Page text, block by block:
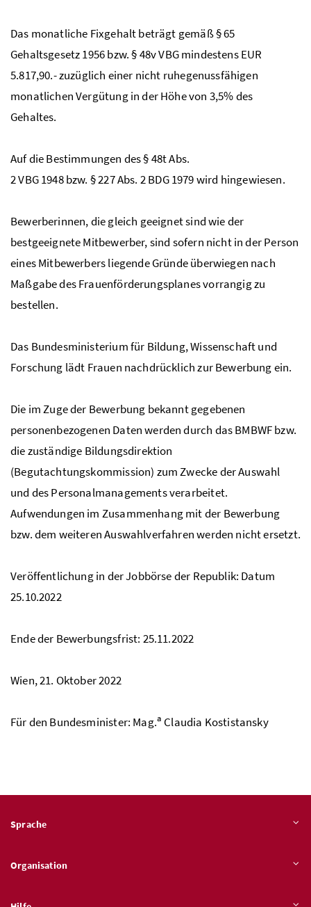
Das monatliche Fixgehalt beträgt gemäß§65
Gehaltsgesetz 1956bzw.§48vVBGmindestens EUR
5.817,90.- zuzüglich einer nicht ruhegenussfähigen
monatlichen Vergütung in der Höhe von 3,5%des
Gehaltes.
Auf die Bestimmungen des§48tAbs.
2VBG1948bzw. §227Abs. 2BDG1979 wird hingewiesen.
Bewerberinnen, die gleich geeignet sind wie der
bestgeeignete Mitbewerber, sind sofern nicht in der Person
eines Mitbewerbers liegende Gründe überwiegen nach
Maßgabe des Frauenförderungsplanes vorrangig zu
bestellen.
Das Bundesministerium für Bildung, Wissenschaft und
Forschung lädt Frauen nachdrücklich zur Bewerbung ein.
Die im Zuge der Bewerbung bekannt gegebenen
personenbezogenen Daten werden durch dasBMBWFbzw.
die zuständige Bildungsdirektion
(Begutachtungskommission) zum Zwecke der Auswahl
und des Personalmanagements verarbeitet.
Aufwendungen im Zusammenhang mit der Bewerbung
bzw. dem weiteren Auswahlverfahren werden nicht ersetzt.
Veröffentlichung in der Jobbörse der Republik: Datum
25.10.2022
Ende der Bewerbungsfrist: 25.11.2022
Wien, 21. Oktober 2022
Für den Bundesminister: Mag.a Claudia Kostistansky
Sprache
Organisation